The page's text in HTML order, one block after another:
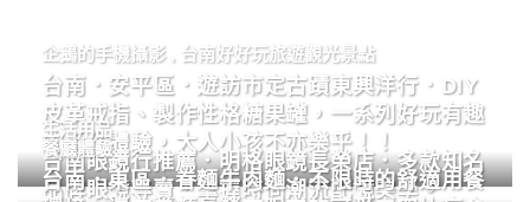
企鵝的手機攝影 台南好好玩旅遊觀光景點
台南．安平區．遊訪市定古蹟東興洋行．DIY
皮革戒指、製作性格糖果罐，一系列好玩有趣
的手作體驗，大人小孩不亦樂乎！！
生活用品
台南眼鏡行推薦．明格眼鏡長榮店．多款知名
品牌眼鏡專賣．掌握時尚潮流配鏡美學。
餐廳體驗
台南．東區．眷麵牛肉麵．不限時的舒適用餐